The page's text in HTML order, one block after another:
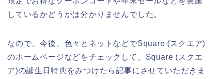
しているかどうかは分かりませんでした。
なので、今後、色々とネットなどでSquare (スクエア)
のホームページなどをチェックして、Square (スクエ
ア)の誕生日特典をみつけたら記事にさせていただきま